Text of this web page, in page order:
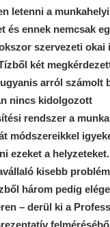
letenni a munkahelyi
és ennek nemcsak
szervezeti okai
két
arról számolt
nincs kidolgozott
rendszer a
módszereikkel
ezeket a
kisebb
három pedig
– derül ki a